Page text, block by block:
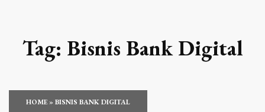
Tag: Bisnis Bank Digital
HOME»BISNIS BANK DIGITAL